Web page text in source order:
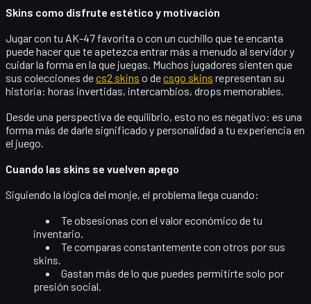
Skins como disfrute estético y motivación
Jugar con tu AK-47 favorita o con un cuchillo que te encanta
puede hacer que te apetezca entrar más a menudo al servidory
cuidar la forma en la que juegas. Muchos jugadores sienten que
sus colecciones decs2 skins o decsgo skins representan su
historia: horas invertidas, intercambios, drops memorables.
Desde una perspectiva de equilibrio, esto no es negativo: es una
forma más de darle significado y personalidad a tu experiencia en
el juego.
Cuando las skins se vuelven apego
Siguiendo la lógica del monje, el problema llega cuando:
Te obsesionas con el valor económico de tu
inventario.
Te comparas constantemente con otros por sus
skins.
Gastan más de lo que puedes permitirte solo por
presión social.